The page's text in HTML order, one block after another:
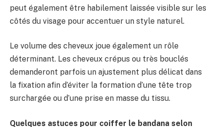
peut également être habilement laissée visible sur les
côtés du visage pour accentuer un style naturel.
Le volume des cheveux joue également un rôle
déterminant. Les cheveux crépus ou très bouclés
demanderont parfois un ajustement plus délicat dans
la fixation afin d’éviter la formation d’une tête trop
surchargée ou d’une prise en masse du tissu.
Quelques astuces pour coiffer le bandana selon